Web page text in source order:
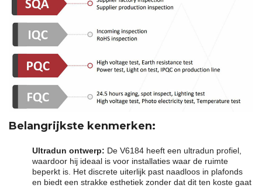
Belangrijkste kenmerken:
Ultradun ontwerp: De V6184 heeft een ultradun profiel,
waardoor hij ideaal is voor installaties waar de ruimte
beperkt is. Het discrete uiterlijk past naadloos in plafonds
en biedt een strakke esthetiek zonder dat dit ten koste gaat